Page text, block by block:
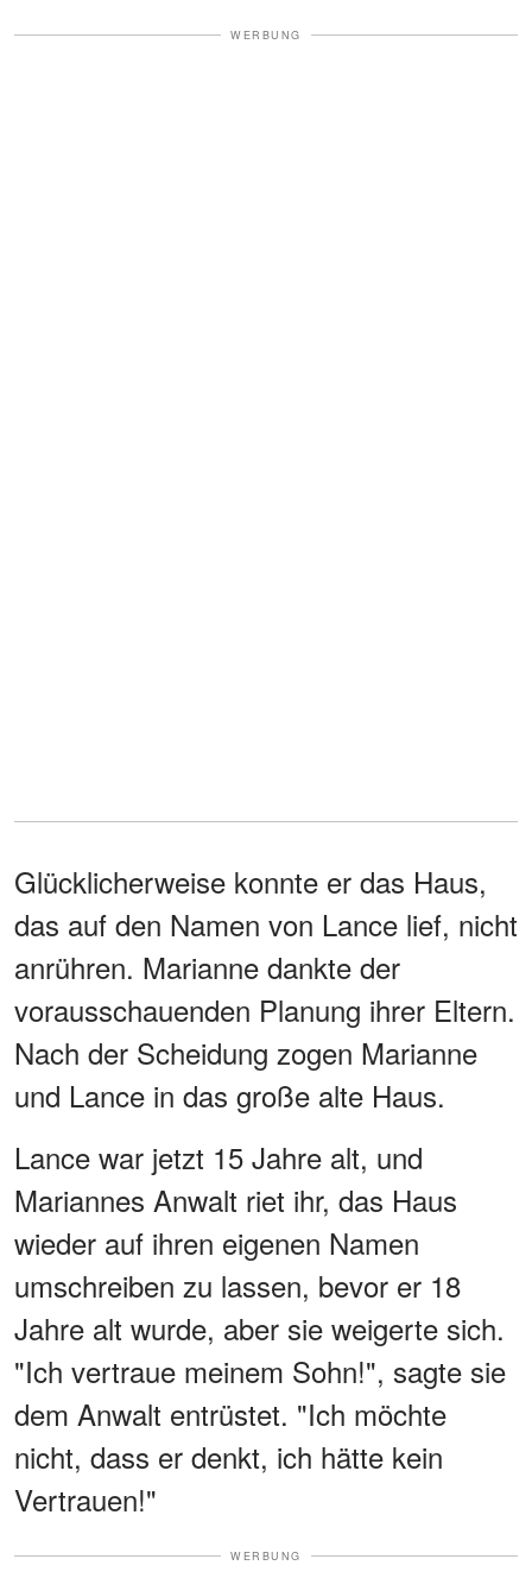
WERBUNG
Glücklicherweise konnte er das Haus,
das auf den Namen von Lance lief, nicht
anrühren. Marianne dankte der
vorausschauenden Planung ihrer Eltern.
Nach der Scheidung zogen Marianne
und Lance in das große alte Haus.
Lance war jetzt 15 Jahre alt, und
Mariannes Anwalt riet ihr, das Haus
wieder auf ihren eigenen Namen
umschreiben zu lassen, bevor er 18
Jahre alt wurde, aber sie weigerte sich.
"Ich vertraue meinem Sohn!", sagte sie
dem Anwalt entrüstet. "Ich möchte
nicht, dass er denkt, ich hätte kein
Vertrauen!"
WERBUNG